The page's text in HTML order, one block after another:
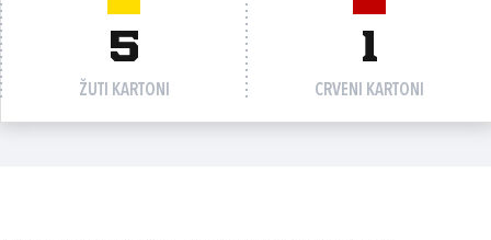
5
ŽUTI KARTONI
1
CRVENI KARTONI